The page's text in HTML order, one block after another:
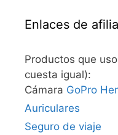
Enlaces de
Productos que
cuesta igual):
Cámara GoPro
Auriculares
Seguro de viaje